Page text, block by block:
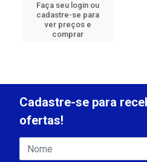
Faça seu login ou
cadastre-se para
ver preços e
comprar
Cadastre-se para
ofertas!